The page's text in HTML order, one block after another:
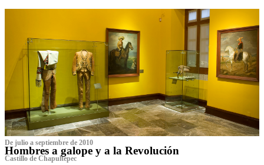
De julio a septiembre de 2010
Hombres a galope y a la Revolución
Castillo de Chapultepec